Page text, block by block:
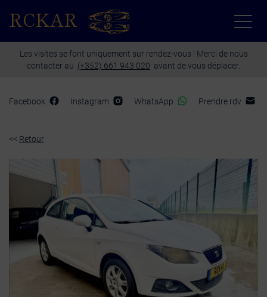
RCKAR
Les visites se font uniquement sur rendez-vous ! Merci de nous
contacter au (+352) 661 943 020 avant de vous déplacer.
Facebook Instagram WhatsApp Prendre rdv
<< Retour